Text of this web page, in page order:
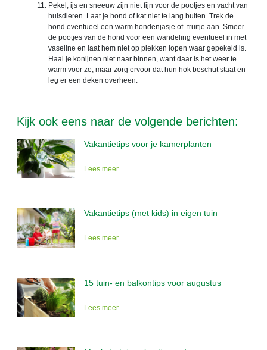
Pekel, ijs en sneeuw zijn niet fijn voor de pootjes en vacht van
huisdieren. Laat je hond of kat niet te lang buiten. Trek de
hond eventueel een warm hondenjasje of -truitje aan. Smeer
de pootjes van de hond voor een wandeling eventueel in met
vaseline en laat hem niet op plekken lopen waar gepekeld is.
Haal je konijnen niet naar binnen, want daar is het weer te
warm voor ze, maar zorg ervoor dat hun hok beschut staat en
leg er een deken overheen.
Kijk ook eens naar de volgende berichten:
Vakantietips voor je kamerplanten
Lees meer...
Vakantietips (met kids) in eigen tuin
Lees meer...
15 tuin- en balkontips voor augustus
Lees meer...